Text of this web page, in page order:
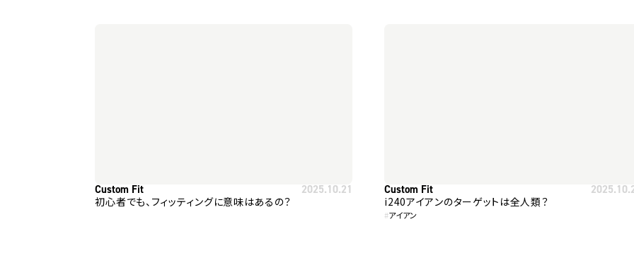
Custom Fit 2025.10.21
初心者でも、フィッティングに意味はあるの？
Custom Fit
i240アイアンのターゲットは全人類？
#アイアン